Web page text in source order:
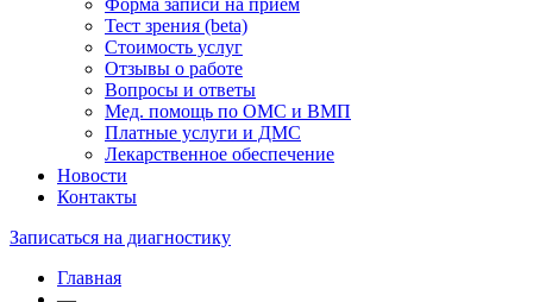
Форма записи на прием
Тест зрения (beta)
Стоимость услуг
Отзывы о работе
Вопросы и ответы
Мед. помощь по ОМС и ВМП
Платные услуги и ДМС
Лекарственное обеспечение
Новости
Контакты
Записаться на диагностику
Главная